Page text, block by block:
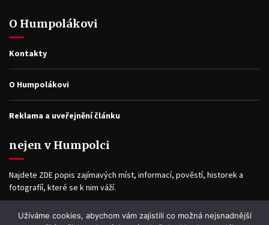
O Humpolákovi
Kontakty
O Humpolákovi
Reklama a uveřejnění článku
nejen v Humpolci
Najdete ZDE popis zajímavých míst, informací, pověstí, historek a
fotografíí, které se k nim váží.
Užíváme cookies, abychom vám zajistili co možná nejsnadnější